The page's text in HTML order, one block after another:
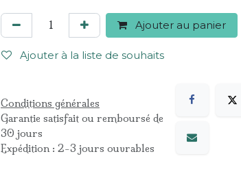
Ajouter au panier
Ajouter à la liste de souhaits
Conditions générales
Garantie satisfait ou remboursé de
30 jours
Expédition : 2-3 jours ouvrables